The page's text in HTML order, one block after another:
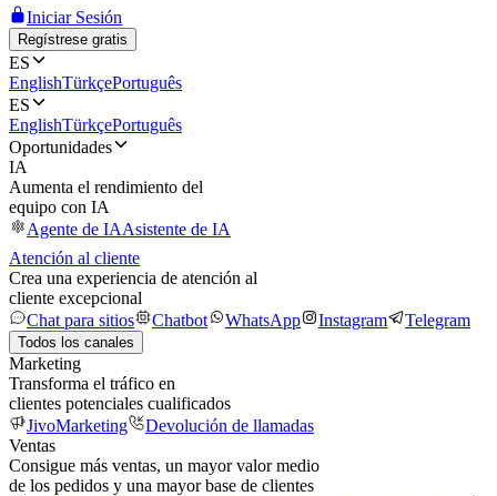
Iniciar Sesión
Regístrese gratis
ES
EnglishTürkçePortuguês
ES
EnglishTürkçePortuguês
Oportunidades
IA
Aumenta el rendimiento del
equipo con IA
Agente de IAAsistente de IA
Atención al cliente
Crea una experiencia de atención al
cliente excepcional
Chat para sitios
Chatbot WhatsApp Instagram Telegram
Todos los canales
Marketing
Transforma el tráfico en
clientes potenciales cualificados
JivoMarketing
Devolución de llamadas
Ventas
Consigue más ventas, un mayor valor medio
de los pedidos y una mayor base de clientes